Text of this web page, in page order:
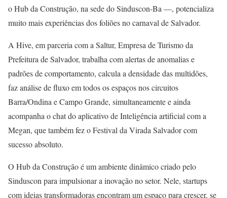
o Hub da Construção, na sede do Sinduscon-Ba —, potencializa
muito mais experiências dos foliões no carnaval de Salvador.
A Hive, em parceria com a Saltur, Empresa de Turismo da
Prefeitura de Salvador, trabalha com alertas de anomalias e
padrões de comportamento, calcula a densidade das multidões,
faz análise de fluxo em todos os espaços nos circuitos
Barra/Ondina e Campo Grande, simultaneamente e ainda
acompanha o chat do aplicativo de Inteligência artificial com a
Megan, que também fez o Festival da Virada Salvador com
sucesso absoluto.
O Hub da Construção é um ambiente dinâmico criado pelo
Sinduscon para impulsionar a inovação no setor. Nele, startups
com ideias transformadoras encontram um espaço para crescer, se